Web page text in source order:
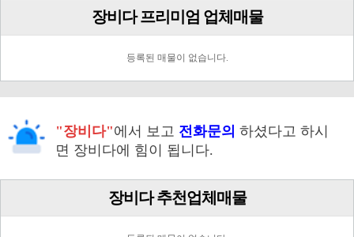
장비다 프리미엄 업체매물
등록된 매물이 없습니다.
"장비다"에서 보고 전화문의 하셨다고 하시
면 장비다에 힘이 됩니다.
장비다 추천업체매물